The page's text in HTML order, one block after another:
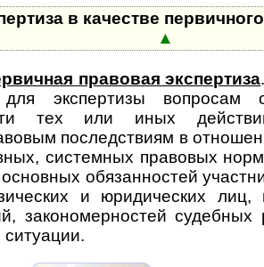
в качестве
▲
правовая экспертиза
для экспертизы во­п­ро­сам
тех или иных
последствиям в
системных правовых
обязанностей
и юридических лиц,
закономерностей